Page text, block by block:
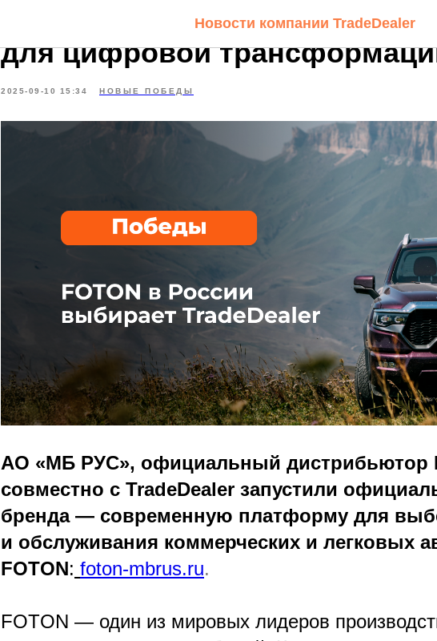
Новости компании TradeDealer
FOTON в России выбирает
для цифровой
2025-09-10 15:34 НОВЫЕ ПОБЕДЫ
АО «МБ РУС», официальный дистрибьютор
совместно с TradeDealer запустили
бренда — современную платформу для
и обслуживания коммерческих и легковых
FOTON: foton-mbrus.ru.
FOTON — один из мировых лидеров